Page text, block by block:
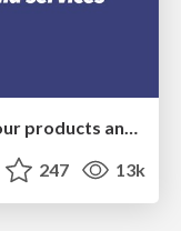
What's in a price? How to price your products and services
247 13k